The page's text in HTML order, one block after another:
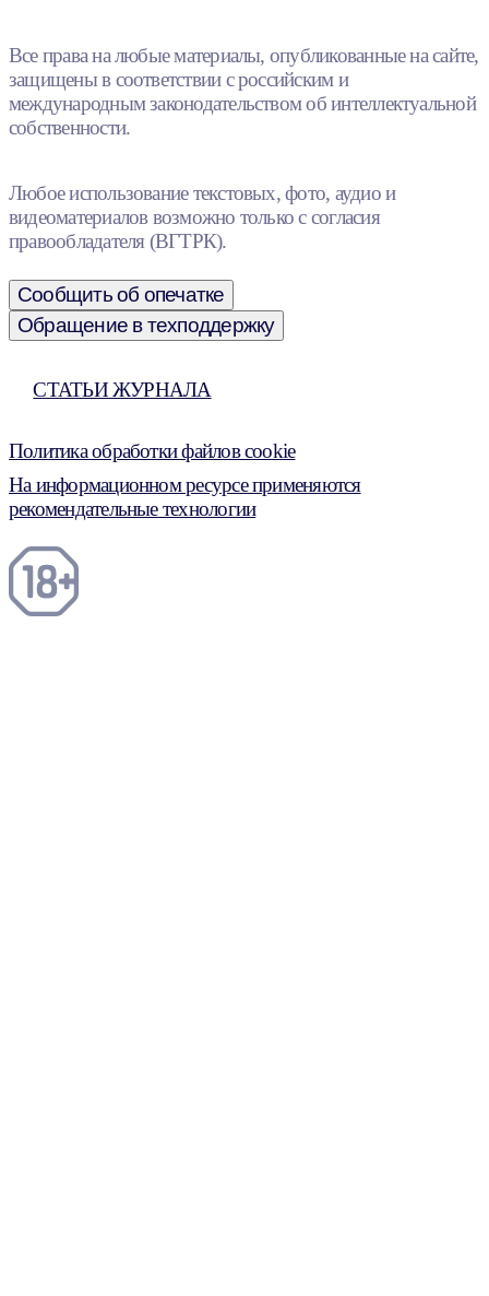
Все права на любые материалы, опубликованные на сайте,
защищены в соответствии с российским и
международным законодательством об интеллектуальной
собственности.
Любое использование текстовых, фото, аудио и
видеоматериалов возможно только с согласия
правообладателя (ВГТРК).
Сообщить об опечатке
Обращение в техподдержку
СТАТЬИ ЖУРНАЛА
Политика обработки файлов cookie
На информационном ресурсе применяются
рекомендательные технологии